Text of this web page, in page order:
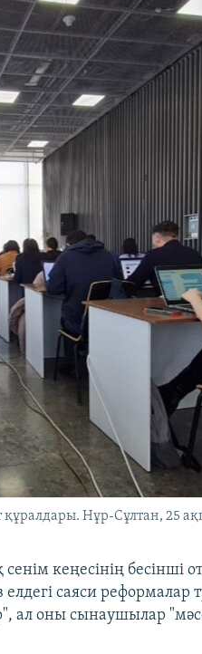
Нұр-Сұлтан, 25
кеңесінің бесінші
саяси реформалар
ал оны сынаушылар